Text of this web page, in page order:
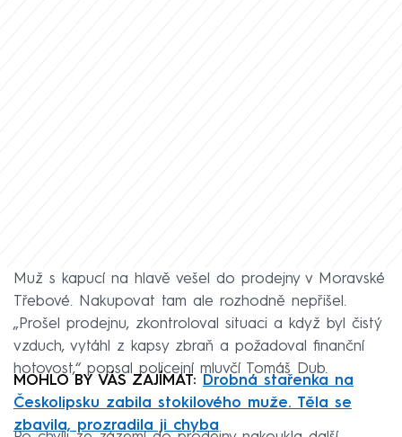
Muž s kapucí na hlavě vešel do prodejny v Moravské
Třebové. Nakupovat tam ale rozhodně nepřišel.
„Prošel prodejnu, zkontroloval situaci a když byl čistý
vzduch, vytáhl z kapsy zbraň a požadoval finanční
hotovost,“ popsal policejní mluvčí Tomáš Dub.
MOHLO BY VÁS ZAJÍMAT:
Drobná stařenka na
Českolipsku zabila stokilového muže. Těla se
zbavila, prozradila ji chyba